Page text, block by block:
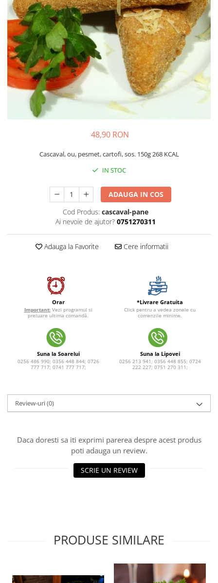
Garnituri
Salate
Sosuri
Desert
48,90 RON
Cascaval, ou, pesmet, cartofi, sos. 150g 268 KCAL
IN STOC
ADAUGA IN COS
Cod Produs: cascaval-pane
Ai nevoie de ajutor? 0751270311
Adauga la Favorite Cere informatii
Orar
Important: Vezi programul si
preluare ultima comandă.
*Livrare Gratuita
Click pentru a vedea zonele cu
comenzile minime.
Suna la Soarelui
0256 486 990; 0356 448 844; 0726
777 717; 0741 777 717;
Suna la Lipovei
0256 213 941; 0356 448 855; 0724
222 227; 0751 270 311;
Review-uri(0)
Daca doresti sa iti exprimi parerea despre acest produs
poti adauga un review.
SCRIE UN REVIEW
PRODUSE SIMILARE